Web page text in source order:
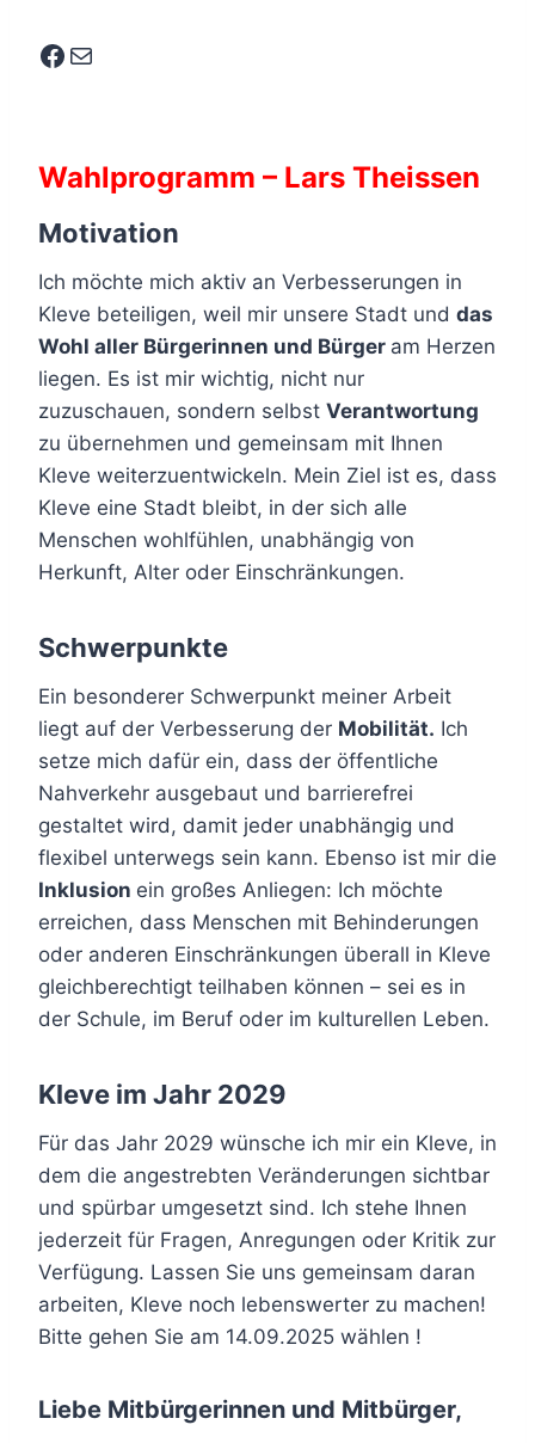
Facebook E-Mail
Wahlprogramm – Lars Theissen
Motivation
Ich möchte mich aktiv an Verbesserungen in
Kleve beteiligen, weil mir unsere Stadt und das
Wohl aller Bürgerinnen und Bürger am Herzen
liegen. Es ist mir wichtig, nicht nur
zuzuschauen, sondern selbst Verantwortung
zu übernehmen und gemeinsam mit Ihnen
Kleve weiterzuentwickeln. Mein Ziel ist es, dass
Kleve eine Stadt bleibt, in der sich alle
Menschen wohlfühlen, unabhängig von
Herkunft, Alter oder Einschränkungen.
Schwerpunkte
Ein besonderer Schwerpunkt meiner Arbeit
liegt auf der Verbesserung der Mobilität. Ich
setze mich dafür ein, dass der öffentliche
Nahverkehr ausgebaut und barrierefrei
gestaltet wird, damit jeder unabhängig und
flexibel unterwegs sein kann. Ebenso ist mir die
Inklusion ein großes Anliegen: Ich möchte
erreichen, dass Menschen mit Behinderungen
oder anderen Einschränkungen überall in Kleve
gleichberechtigt teilhaben können – sei es in
der Schule, im Beruf oder im kulturellen Leben.
Kleve im Jahr 2029
Für das Jahr 2029 wünsche ich mir ein Kleve, in
dem die angestrebten Veränderungen sichtbar
und spürbar umgesetzt sind. Ich stehe Ihnen
jederzeit für Fragen, Anregungen oder Kritik zur
Verfügung. Lassen Sie uns gemeinsam daran
arbeiten, Kleve noch lebenswerter zu machen!
Bitte gehen Sie am 14.09.2025 wählen !
Liebe Mitbürgerinnen und Mitbürger,